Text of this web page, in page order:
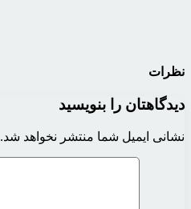
نظرات
دیدگاهتان را بنویسید
نشانی ایمیل شما منتشر نخواهد شد.